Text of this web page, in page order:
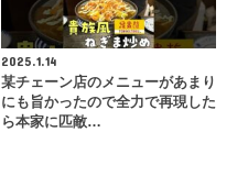
2025.1.14
某チェーン店のメニューがあまり
にも旨かったので全力で再現した
ら本家に匹敵…